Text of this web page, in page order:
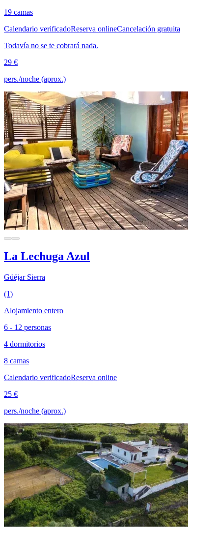
19 camas
Calendario verificadoReserva onlineCancelación gratuita
Todavía no se te cobrará nada.
29 €
pers./noche (aprox.)
La Lechuga Azul
Güéjar Sierra
(1)
Alojamiento entero
6 - 12 personas
4 dormitorios
8 camas
Calendario verificadoReserva online
25 €
pers./noche (aprox.)